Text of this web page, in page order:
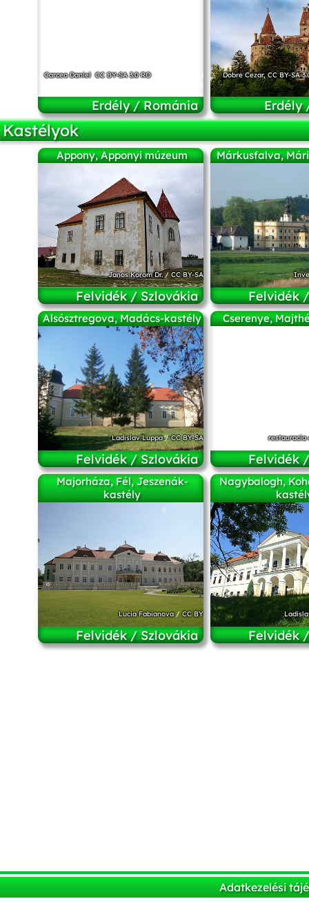
Carcea Daniel,CC BY-SA 3.0 RO, via Wikimedia
Erdély / Románia
Dobre Cezar,CC BY-SA
Erdély
Kastélyok
Appony, Apponyi múzeum
János Korom Dr./CC BY-SA
Felvidék / Szlovákia
Márkusfalva,
Felvidék
Alsósztregova, Madács-kastély
Ladislav Luppa/CC BY-SA
Felvidék / Szlovákia
Cserenye,
restauracia
Felvidék
Majorháza, Fél, Jeszenák-
kastély
Lucia Fabianova/CC BY
Felvidék / Szlovákia
Nagybalogh,
Felvidék
Adatkezelési